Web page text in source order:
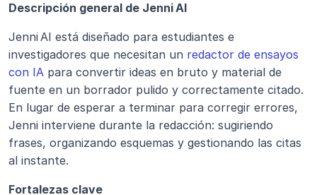
Descripción general de Jenni AI
Jenni AI está diseñado para estudiantes e
investigadores que necesitan un redactor de ensayos
con IA para convertir ideas en bruto y material de
fuente en un borrador pulido y correctamente citado.
En lugar de esperar a terminar para corregir errores,
Jenni interviene durante la redacción: sugiriendo
frases, organizando esquemas y gestionando las citas
al instante.
Fortalezas clave